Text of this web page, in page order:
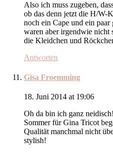
Also ich muss zugeben,
ob das denn jetzt die H/W-
noch ein Cape und ein
waren aber irgendwie nicht
die Kleidchen und
Antworten
Gisa Froemming
18. Juni 2014 at 19:06
Oh da bin ich ganz
Sommer für Gina Tricot
Qualität manchmal nicht
stylish!